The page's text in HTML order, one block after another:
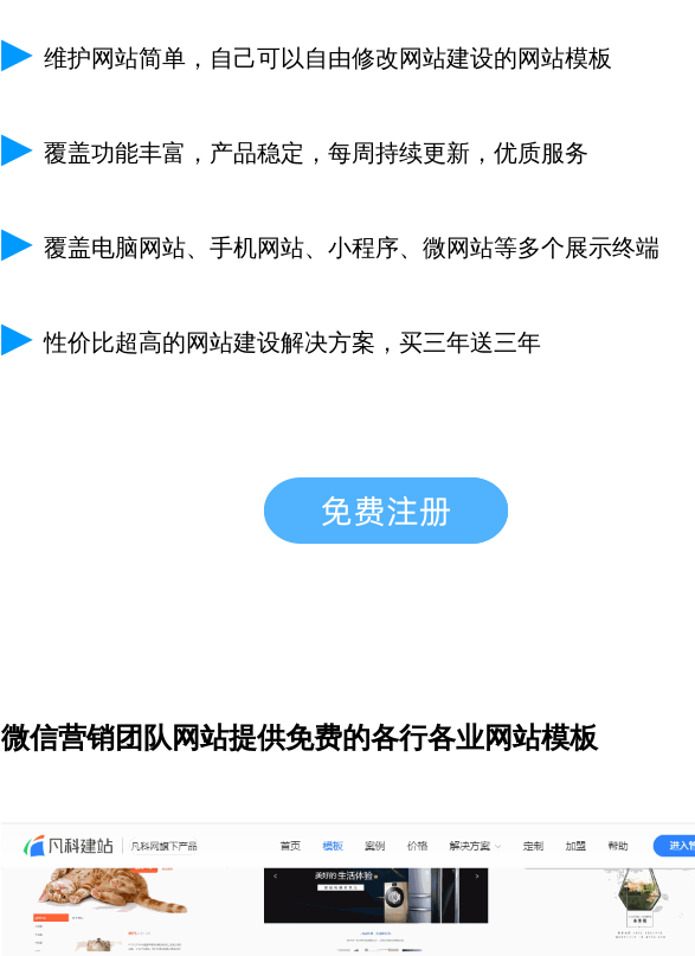
▶ 维护网站简单，自己可以自由修改网站建设的网站模板
▶ 覆盖功能丰富，产品稳定，每周持续更新，优质服务
▶ 覆盖电脑网站、手机网站、小程序、微网站等多个展示终端
▶性价比超高的网站建设解决方案，买三年送三年
微信营销团队网站提供免费的各行各业网站模板